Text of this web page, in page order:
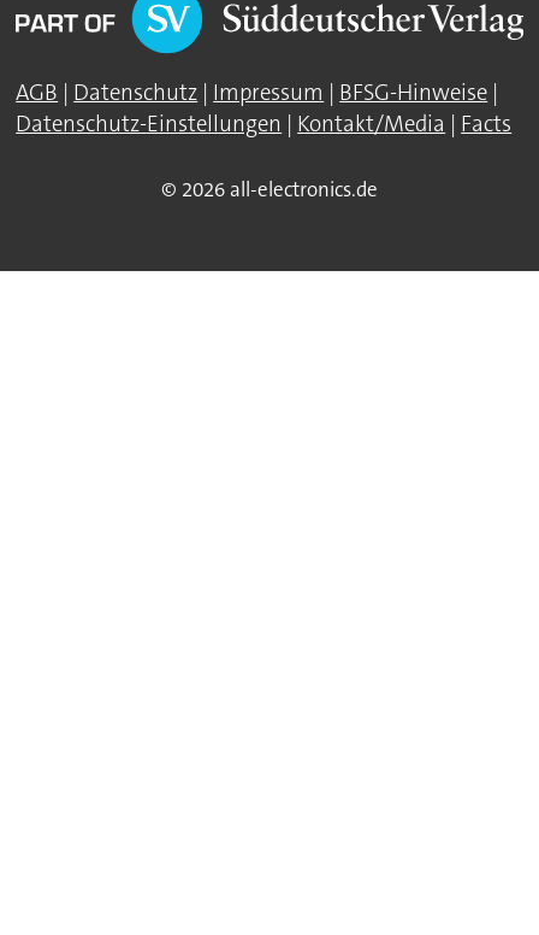
AGB | Datenschutz | Impressum | BFSG-Hinweise |
Datenschutz-Einstellungen | Kontakt/Media | Facts
© 2026 all-electronics.de